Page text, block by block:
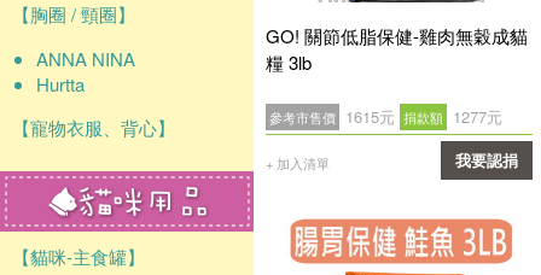
【胸圈 / 頸圈】
ANNA NINA
Hurtta
【寵物衣服、背心】
【貓咪-主食罐】
GO! 關節低脂保健-雞肉無穀成貓
糧 3lb
參考市售價 1615元 捐款額 1277元
+ 加入清單 我要認捐